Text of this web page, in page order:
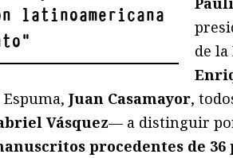
latinoamericana
"
de la
Juan Casamayor,
Vásquez— a distinguir
procedentes de 36